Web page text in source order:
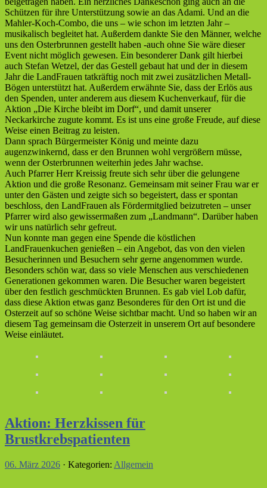
Schützen für ihre Unterstützung sowie an das Adami. Und an die
Mahler-Koch-Combo, die uns – wie schon im letzten Jahr –
musikalisch begleitet hat. Außerdem dankte Sie den Männer, welche
uns den Osterbrunnen gestellt haben -auch ohne Sie wäre dieser
Event nicht möglich gewesen. Ein besonderer Dank gilt hierbei
auch Stefan Wetzel, der das Gestell gebaut hat und der in diesem
Jahr die LandFrauen tatkräftig noch mit zwei zusätzlichen Metall-
Bögen unterstützt hat. Außerdem erwähnte Sie, dass der Erlös aus
den Spenden, unter anderem aus diesem Kuchenverkauf, für die
Aktion „Die Kirche bleibt im Dorf“, und damit unserer
Neckarkirche zugute kommt. Es ist uns eine große Freude, auf diese
Weise einen Beitrag zu leisten.
Dann sprach Bürgermeister König und meinte dazu
augenzwinkernd, dass er den Brunnen wohl vergrößern müsse,
wenn der Osterbrunnen weiterhin jedes Jahr wachse.
Auch Pfarrer Herr Kreissig freute sich sehr über die gelungene
Aktion und die große Resonanz. Gemeinsam mit seiner Frau war er
unter den Gästen und zeigte sich so begeistert, dass er spontan
beschloss, den LandFrauen als Fördermitglied beizutreten – unser
Pfarrer wird also gewissermaßen zum „Landmann“. Darüber haben
wir uns natürlich sehr gefreut.
Nun konnte man gegen eine Spende die köstlichen
LandFrauenkuchen genießen – ein Angebot, das von den vielen
Besucherinnen und Besuchern sehr gerne angenommen wurde.
Besonders schön war, dass so viele Menschen aus verschiedenen
Generationen gekommen waren. Die Besucher waren begeistert
über den festlich geschmückten Brunnen. Es gab viel Lob dafür,
dass diese Aktion etwas ganz Besonderes für den Ort ist und die
Osterzeit auf so schöne Weise sichtbar macht. Und so haben wir an
diesem Tag gemeinsam die Osterzeit in unserem Ort auf besondere
Weise einläutet.
Aktion: Herzkissen für
Brustkrebspatienten
06. März 2026 · Kategorien: Allgemein